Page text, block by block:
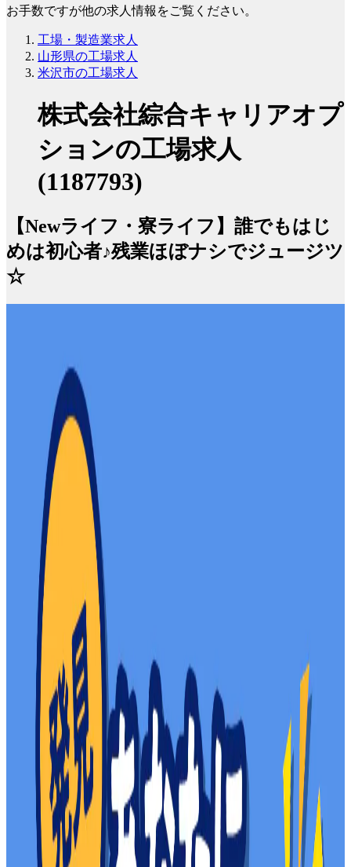
お手数ですが他の求人情報をご覧ください。
工場・製造業求人
山形県の工場求人
米沢市の工場求人
株式会社綜合キャリアオプ
ションの工場求人
(1187793)
【Newライフ・寮ライフ】誰でもはじ
めは初心者♪残業ほぼナシでジュージツ
☆